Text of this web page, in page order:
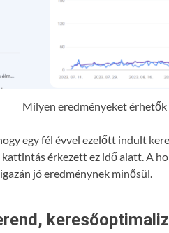
Milyen eredményeket érhetők
egy fél évvel ezelőtt indult
érkezett ez idő alatt. A
jó eredménynek minősül.